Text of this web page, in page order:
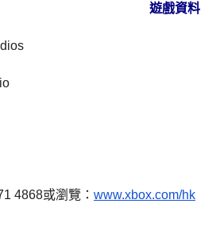
遊戲資料
4868或瀏覽： www.xbox.com/hk